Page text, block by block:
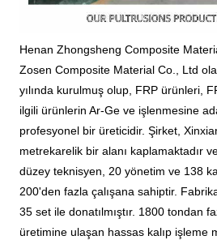
Henan Zhongsheng Composite
Zosen Composite Material Co., Ltd
yılında kurulmuş olup, FRP ürünleri,
ilgili ürünlerin Ar-Ge ve işlenmesine
profesyonel bir üreticidir. Şirket,
metrekarelik bir alanı kaplamaktadır
düzey teknisyen, 20 yönetim ve 138
200'den fazla çalışana sahiptir.
35 set ile donatılmıştır. 1800 tondan
üretimine ulaşan hassas kalıp işleme